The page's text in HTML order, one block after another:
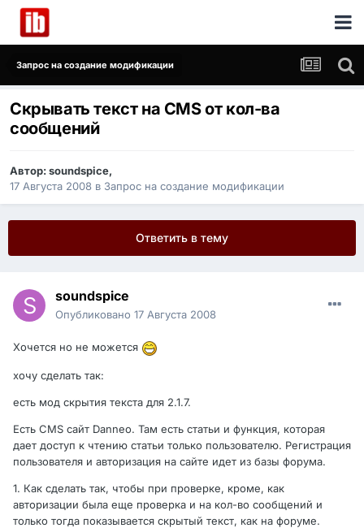
Запрос на создание модификации
Скрывать текст на CMS от кол-ва
сообщений
Автор:soundspice,
17 Августа 2008 в Запрос на создание модификации
Ответить в тему
soundspice
Опубликовано 17 Августа 2008
Хочется но не можется
хочу сделать так:
есть мод скрытия текста для 2.1.7.
Есть CMS сайт Danneo. Там есть статьи и функция, которая
дает доступ к чтению статьи только пользователю. Регистрация
пользователя и авторизация на сайте идет из базы форума.
1. Как сделать так, чтобы при проверке, кроме, как
авторизации была еще проверка и на кол-во сообщений и
только тогда показывается скрытый текст, как на форуме.